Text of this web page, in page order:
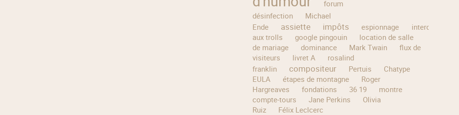
forum
désinfection
Michael
Ende
assiette impôts espionnage
interdiction
aux trolls
google pingouin
location de salle
de mariage
dominance Mark Twain
flux de
visiteurs
livret A
rosalind
franklin
compositeur Pertuis
Chatype
EULA
étapes de montagne
Roger
Hargreaves
fondations 36 19
montre
compte-tours
Jane Perkins
Olivia
Ruiz
Félix Leclcerc